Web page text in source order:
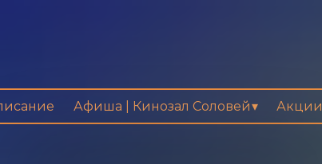
Афиша | Кинозал Соловей Акции